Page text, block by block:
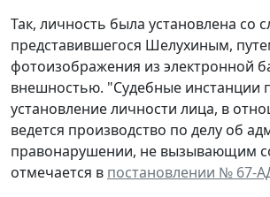
Так, личность была установлена со
представившегося Шелухиным,
фотоизображения из электронной
внешностью. "Судебные инстанции
установление личности лица, в
ведется производство по делу об
правонарушении, не вызывающим
отмечается в постановлении № 67-